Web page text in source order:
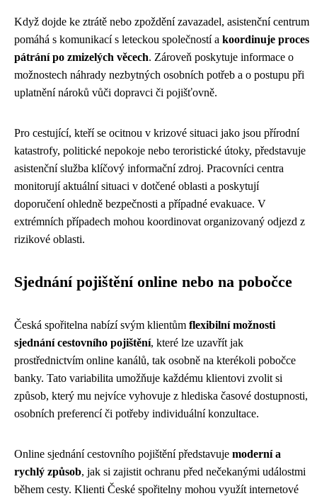
Když dojde ke ztrátě nebo zpoždění zavazadel, asistenční centrum
pomáhá s komunikací s leteckou společností a koordinuje proces
pátrání po zmizelých věcech. Zároveň poskytuje informace o
možnostech náhrady nezbytných osobních potřeb a o postupu při
uplatnění nároků vůči dopravci či pojišťovně.
Pro cestující, kteří se ocitnou v krizové situaci jako jsou přírodní
katastrofy, politické nepokoje nebo teroristické útoky, představuje
asistenční služba klíčový informační zdroj. Pracovníci centra
monitorují aktuální situaci v dotčené oblasti a poskytují
doporučení ohledně bezpečnosti a případné evakuace. V
extrémních případech mohou koordinovat organizovaný odjezd z
rizikové oblasti.
Sjednání pojištění online nebo na pobočce
Česká spořitelna nabízí svým klientům flexibilní možnosti
sjednání cestovního pojištění, které lze uzavřít jak
prostřednictvím online kanálů, tak osobně na kterékoli pobočce
banky. Tato variabilita umožňuje každému klientovi zvolit si
způsob, který mu nejvíce vyhovuje z hlediska časové dostupnosti,
osobních preferencí či potřeby individuální konzultace.
Online sjednání cestovního pojištění představuje moderní a
rychlý způsob, jak si zajistit ochranu před nečekanými událostmi
během cesty. Klienti České spořitelny mohou využít internetové